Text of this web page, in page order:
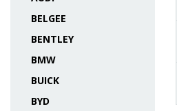
BELGEE
BENTLEY
BMW
BUICK
BYD